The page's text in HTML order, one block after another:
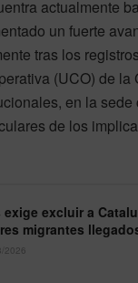
actualmente
un fuerte
tras los
(UCO) de la
en la sede
de los
excluir a
migrantes
2026